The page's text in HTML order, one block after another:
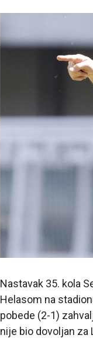
Nastavak 35. kola
Helasom na
pobede (2-1)
nije bio dovoljan za